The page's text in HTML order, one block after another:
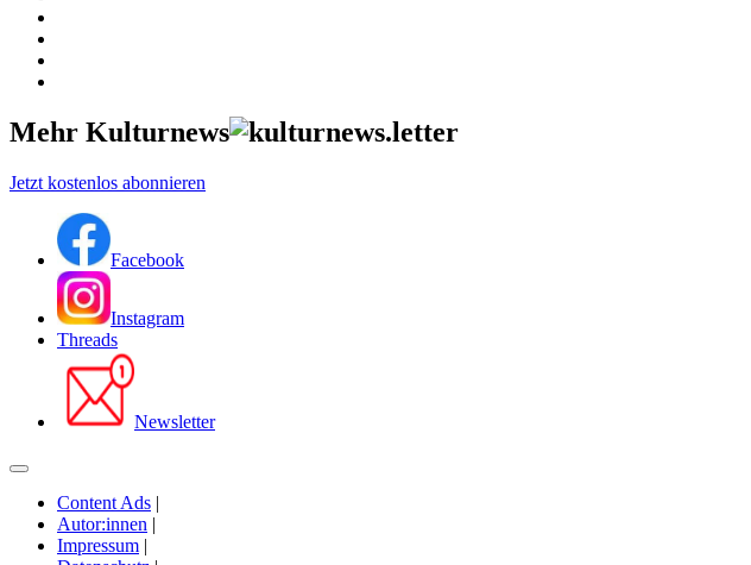
Mehr Kulturnews
Jetzt kostenlos abonnieren
Facebook
Instagram
Threads
Newsletter
Content Ads |
Autor:innen |
Impressum |